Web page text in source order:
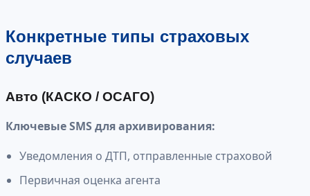
Конкретные типы страховых
случаев
Авто (КАСКО / ОСАГО)
Ключевые SMS для архивирования:
Уведомления о ДТП, отправленные страховой
Первичная оценка агента